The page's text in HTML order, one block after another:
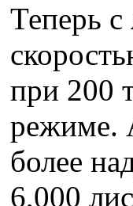
Теперь с
при 200
режиме.
более
6,000